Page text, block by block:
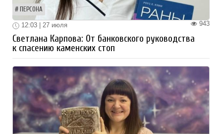
ПЕРСОНА
943
12:03 | 27 июля
Светлана Карпова: От банковского руководства
к спасению каменских стоп